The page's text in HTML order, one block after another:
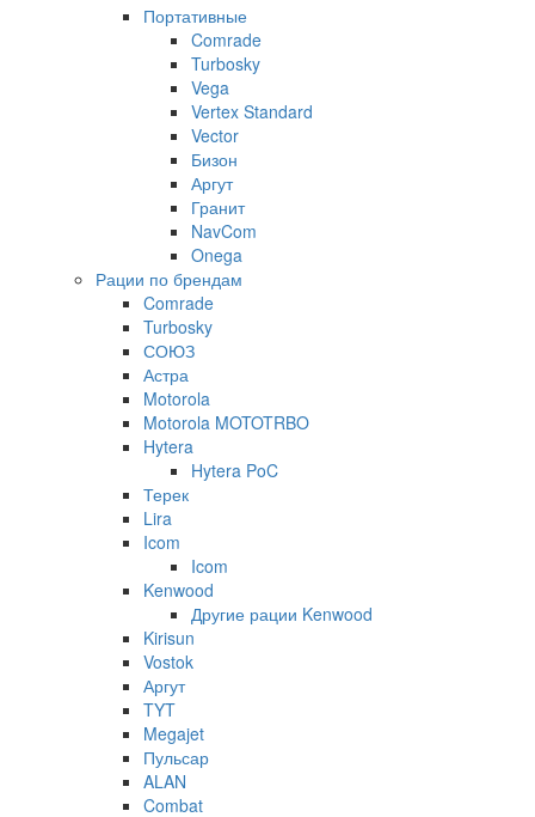
Портативные
Comrade
Turbosky
Vega
Vertex Standard
Vector
Бизон
Аргут
Гранит
NavCom
Onega
Рации по брендам
Comrade
Turbosky
СОЮЗ
Астра
Motorola
Motorola MOTOTRBO
Hytera
Hytera PoC
Терек
Lira
Icom
Icom
Kenwood
Другие рации Kenwood
Kirisun
Vostok
Аргут
TYT
Megajet
Пульсар
ALAN
Combat